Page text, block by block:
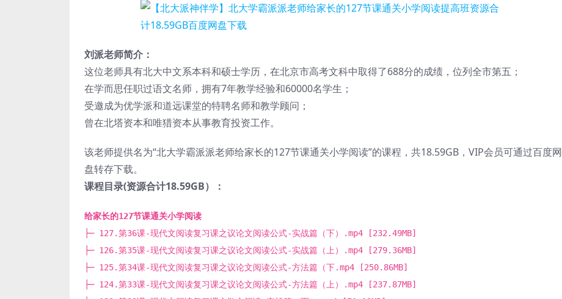
刘派老师简介：
这位老师具有北大中文系本科和硕士学历，在北京市高考文科中取得了688分的成绩，位列全市第五；
在学而思任职过语文名师，拥有7年教学经验和60000名学生；
受邀成为优学派和道远课堂的特聘名师和教学顾问；
曾在北塔资本和唯猎资本从事教育投资工作。
该老师提供名为“北大学霸派派老师给家长的127节课通关小学阅读”的课程，共18.59GB，VIP会员可通过百度网
盘转存下载。
课程目录(资源合计18.59GB）：
给家长的127节课通关小学阅读
├─ 127.第36课-现代文阅读复习课之议论文阅读公式-实战篇（下）.mp4 [232.49MB]
├─ 126.第35课-现代文阅读复习课之议论文阅读公式-实战篇（上）.mp4 [279.36MB]
├─ 125.第34课-现代文阅读复习课之议论文阅读公式-方法篇（下.mp4 [250.86MB]
├─ 124.第33课-现代文阅读复习课之议论文阅读公式-方法篇（上）.mp4 [237.87MB]